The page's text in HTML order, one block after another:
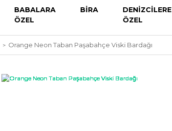
BABALARA
ÖZEL
BİRA
DENİZCİLERE
ÖZEL
Orange Neon Taban Paşabahçe Viski Bardağı